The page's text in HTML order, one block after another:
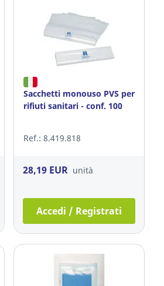
Sacchetti monouso PVS per
rifiuti sanitari - conf. 100
Ref.: 8.419.818
28,19 EUR unità
Accedi / Registrati